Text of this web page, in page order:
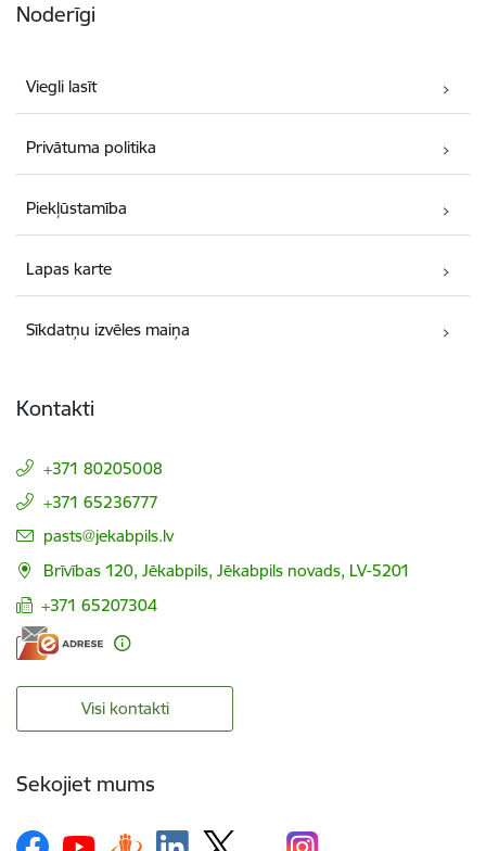
Noderīgi
Viegli lasīt
Privātuma politika
Piekļūstamība
Lapas karte
Sīkdatņu izvēles maiņa
Kontakti
+371 80205008
+371 65236777
E-pasts:
pasts@jekabpils.lv
Brīvības 120, Jēkabpils, Jēkabpils novads, LV-5201
+371 65207304
Visi kontakti
Sekojiet mums